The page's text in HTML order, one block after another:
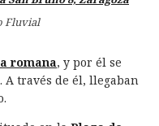
Fluvial
romana, y por él se
través de él, llegaban